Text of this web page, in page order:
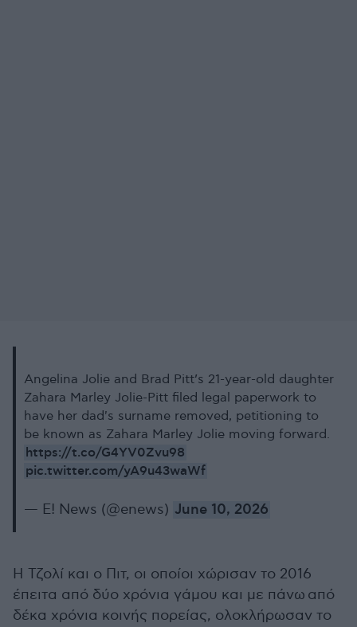
Angelina Jolie and Brad Pitt’s 21-year-old daughter
Zahara Marley Jolie-Pitt filed legal paperwork to
have her dad's surname removed, petitioning to
be known as Zahara Marley Jolie moving forward.
https://t.co/G4YV0Zvu98
pic.twitter.com/yA9u43waWf
— E! News (@enews) June 10, 2026
Η Τζολί και ο Πιτ, οι οποίοι χώρισαν το 2016
έπειτα από δύο χρόνια γάμου και με πάνω από
δέκα χρόνια κοινής πορείας, ολοκλήρωσαν το